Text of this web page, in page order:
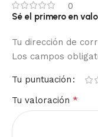
0
Sé el primero en
Tu dirección de
Los campos
Tu puntuación
Tu valoración *